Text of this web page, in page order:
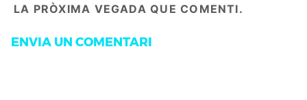
LA PRÒXIMA VEGADA QUE COMENTI.